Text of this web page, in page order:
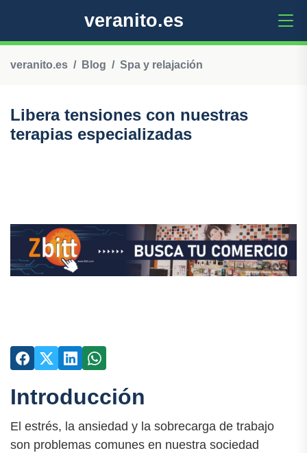
veranito.es
veranito.es Blog Spa y relajación
Libera tensiones con nuestras
terapias especializadas
Introducción
El estrés, la ansiedad y la sobrecarga de trabajo
son problemas comunes en nuestra sociedad